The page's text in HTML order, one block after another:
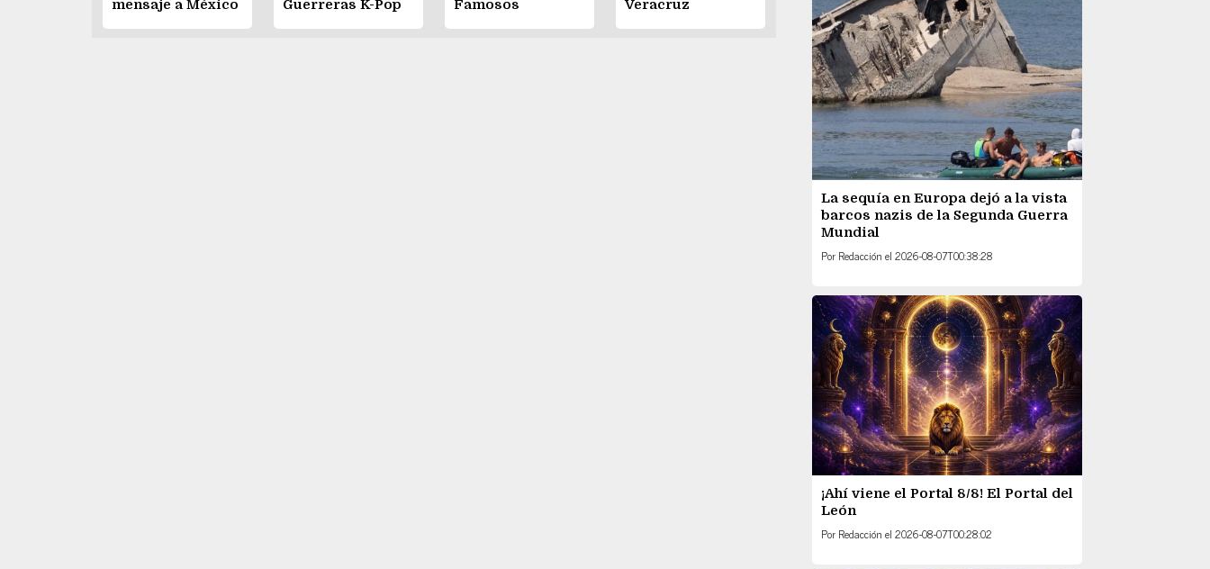
mensaje a México
Guerreras K-Pop
Famosos
Veracruz
La sequía en Europa dejó a la vista
barcos nazis de la Segunda Guerra
Mundial
Por Redacción el 2026-08-07T00:38:28
¡Ahí viene el Portal 8/8! El Portal del
León
Por Redacción el 2026-08-07T00:28:02